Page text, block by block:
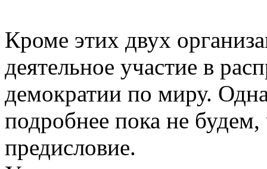
Кроме этих двух
деятельное участие в
демократии по миру.
подробнее пока не будем,
предисловие.